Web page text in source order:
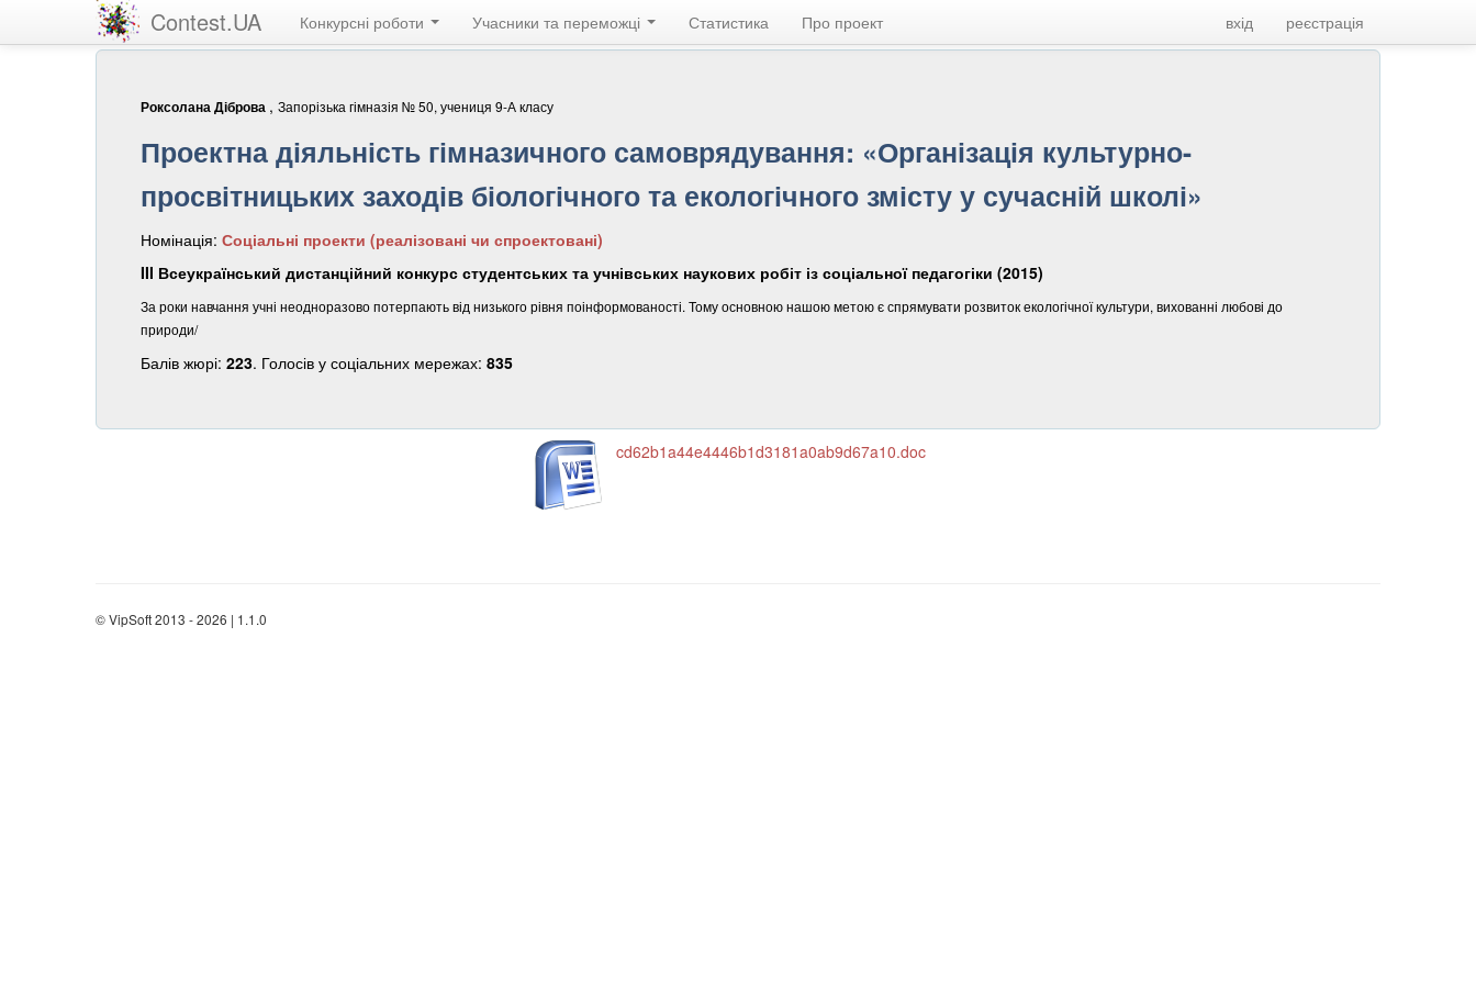
Contest.UA Конкурсні роботи Учасники та переможці Статистика Про проект вхід реєстрація
Роксолана Діброва , Запорізька гімназія № 50, учениця 9-А класу
Проектна діяльність гімназичного самоврядування: «Організація культурно-
просвітницьких заходів біологічного та екологічного змісту у сучасній школі»
Номінація: Соціальні проекти (реалізовані чи спроектовані)
III Всеукраїнський дистанційний конкурс студентських та учнівських наукових робіт із соціальної педагогіки (2015)
За роки навчання учні неодноразово потерпають від низького рівня поінформованості. Тому основною нашою метою є спрямувати розвиток екологічної культури, вихованні любові до
природи/
Балів жюрі: 223. Голосів у соціальних мережах: 835
cd62b1a44e4446b1d3181a0ab9d67a10.doc
© VipSoft 2013 - 2026 | 1.1.0